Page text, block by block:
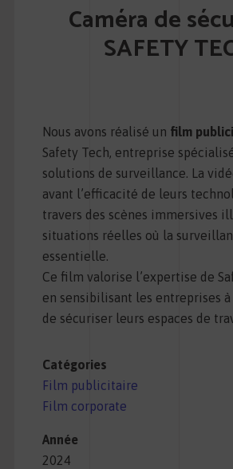
Caméra de
SAFETY
Nous avons réalisé un film
Safety Tech, entreprise
solutions de surveillance. La
avant l’efficacité de leurs
travers des scènes immersives
situations réelles où la
essentielle.
Ce film valorise l’expertise de
en sensibilisant les entreprises
de sécuriser leurs espaces de
Catégories
Film publicitaire
Film corporate
Année
2024